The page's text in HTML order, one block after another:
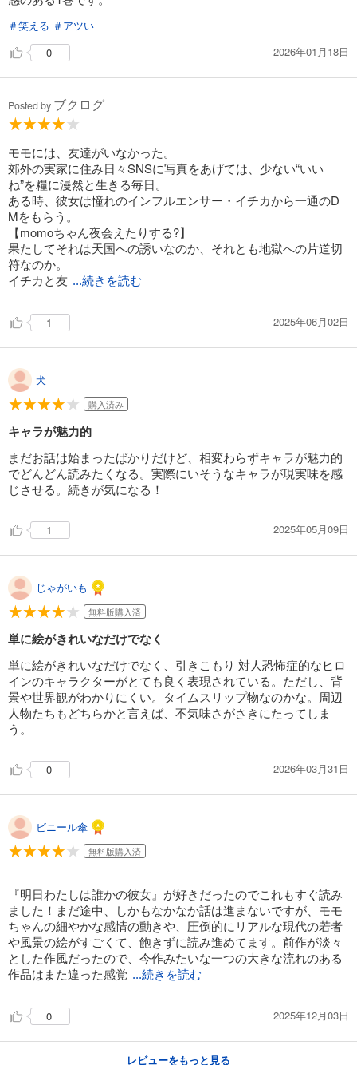
＃笑える ＃アツい
0
2026年01月18日
Posted by ブクログ
モモには、友達がいなかった。
郊外の実家に住み日々SNSに写真をあげては、少ない“いい
ね”を糧に漫然と生きる毎日。
ある時、彼女は憧れのインフルエンサー・イチカから一通のD
Mをもらう。
【momoちゃん夜会えたりする?】
果たしてそれは天国への誘いなのか、それとも地獄への片道切
符なのか。
イチカと友 ...続きを読む
1 2025年06月02日
犬
購入済み
キャラが魅力的
まだお話は始まったばかりだけど、相変わらずキャラが魅力的
でどんどん読みたくなる。実際にいそうなキャラが現実味を感
じさせる。続きが気になる！
1 2025年05月09日
じゃがいも
無料版購入済
単に絵がきれいなだけでなく
単に絵がきれいなだけでなく、引きこもり 対人恐怖症的なヒロ
インのキャラクターがとても良く表現されている。ただし、背
景や世界観がわかりにくい。タイムスリップ物なのかな。周辺
人物たちもどちらかと言えば、不気味さがさきにたってしま
う。
0 2026年03月31日
ビニール傘
無料版購入済
『明日わたしは誰かの彼女』が好きだったのでこれもすぐ読み
ました！まだ途中、しかもなかなか話は進まないですが、モモ
ちゃんの細やかな感情の動きや、圧倒的にリアルな現代の若者
や風景の絵がすごくて、飽きずに読み進めてます。前作が淡々
とした作風だったので、今作みたいな一つの大きな流れのある
作品はまた違った感覚 ...続きを読む
0 2025年12月03日
レビューをもっと見る